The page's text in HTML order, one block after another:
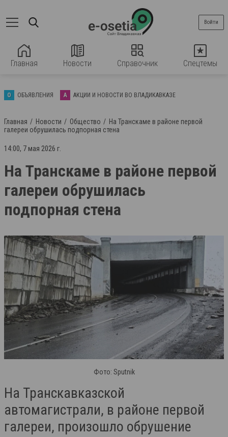
Главная Новости Справочник Спецтемы
Войти
О ОБЪЯВЛЕНИЯ А АКЦИИ И НОВОСТИ ВО ВЛАДИКАВКАЗЕ
Главная Новости Общество
На Транскаме в районе первой
галереи обрушилась подпорная стена
14:00, 7 мая 2026 г.
На Транскаме в районе первой
галереи обрушилась
подпорная стена
Фото: Sputnik
На Транскавказской
автомагистрали, в районе первой
галереи, произошло обрушение